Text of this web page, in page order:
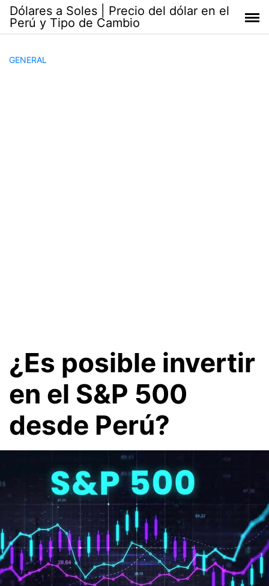
Saltar
contenido
Dólares a Soles | Precio del dólar en el
Perú y Tipo de Cambio
GENERAL
¿Es posible invertir
en el S&P 500
desde Perú?